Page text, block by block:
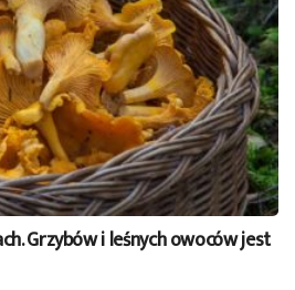
Grzybów i leśnych owoców jest